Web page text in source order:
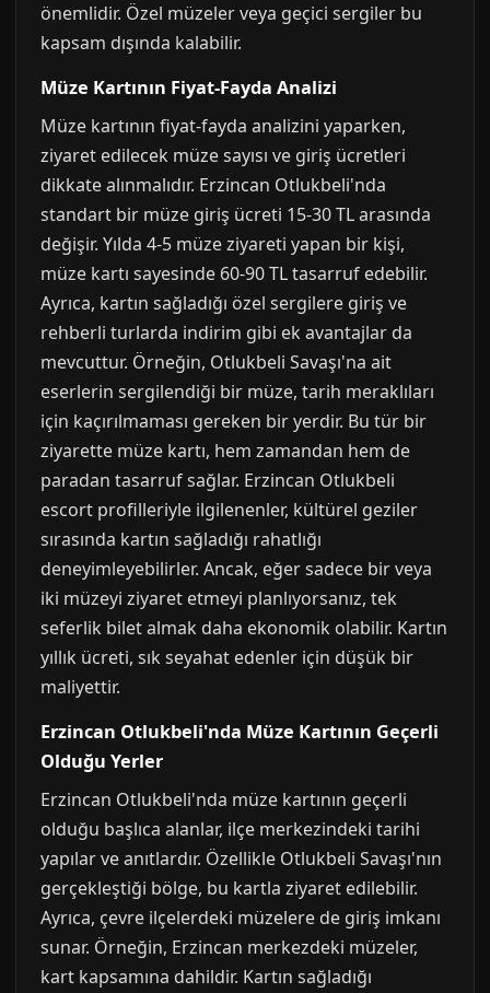
önemlidir. Özel müzeler veya geçici sergiler bu
kapsam dışında kalabilir.
Müze Kartının Fiyat-Fayda Analizi
Müze kartının fiyat-fayda analizini yaparken,
ziyaret edilecek müze sayısı ve giriş ücretleri
dikkate alınmalıdır. Erzincan Otlukbeli'nda
standart bir müze giriş ücreti 15-30 TL arasında
değişir. Yılda 4-5 müze ziyareti yapan bir kişi,
müze kartı sayesinde 60-90 TL tasarruf edebilir.
Ayrıca, kartın sağladığı özel sergilere giriş ve
rehberli turlarda indirim gibi ek avantajlar da
mevcuttur. Örneğin, Otlukbeli Savaşı'na ait
eserlerin sergilendiği bir müze, tarih meraklıları
için kaçırılmaması gereken bir yerdir. Bu tür bir
ziyarette müze kartı, hem zamandan hem de
paradan tasarruf sağlar. Erzincan Otlukbeli
escort profilleriyle ilgilenenler, kültürel geziler
sırasında kartın sağladığı rahatlığı
deneyimleyebilirler. Ancak, eğer sadece bir veya
iki müzeyi ziyaret etmeyi planlıyorsanız, tek
seferlik bilet almak daha ekonomik olabilir. Kartın
yıllık ücreti, sık seyahat edenler için düşük bir
maliyettir.
Erzincan Otlukbeli'nda Müze Kartının Geçerli
Olduğu Yerler
Erzincan Otlukbeli'nda müze kartının geçerli
olduğu başlıca alanlar, ilçe merkezindeki tarihi
yapılar ve anıtlardır. Özellikle Otlukbeli Savaşı'nın
gerçekleştiği bölge, bu kartla ziyaret edilebilir.
Ayrıca, çevre ilçelerdeki müzelere de giriş imkanı
sunar. Örneğin, Erzincan merkezdeki müzeler,
kart kapsamına dahildir. Kartın sağladığı